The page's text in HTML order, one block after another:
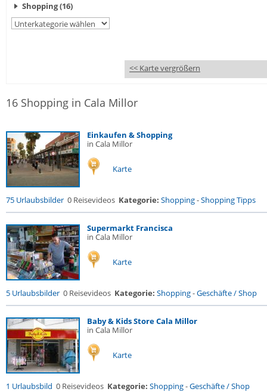
Shopping (16)
<< Karte vergrößern
16 Shopping in Cala Millor
Einkaufen & Shopping
in Cala Millor
Karte
75 Urlaubsbilder 0 Reisevideos Kategorie: Shopping-Shopping Tipps
Supermarkt Francisca
in Cala Millor
Karte
5 Urlaubsbilder 0 Reisevideos Kategorie: Shopping-Geschäfte / Shop
Baby & Kids Store Cala Millor
in Cala Millor
Karte
1 Urlaubsbild 0 Reisevideos Kategorie: Shopping-Geschäfte / Shop